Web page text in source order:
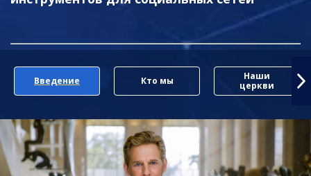
Введение Кто мы
Наши
церкви